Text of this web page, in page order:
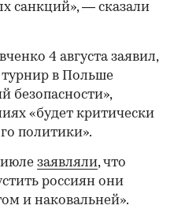
санкций», — сказали
4 августа заявил,
в Польше
безопасности»,
«будет критически
политики».
заявляли, что
россиян они
и наковальней».